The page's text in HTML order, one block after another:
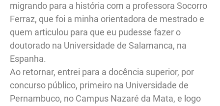
migrando para a história com a professora Socorro
Ferraz, que foi a minha orientadora de mestrado e
quem articulou para que eu pudesse fazer o
doutorado na Universidade de Salamanca, na
Espanha.
Ao retornar, entrei para a docência superior, por
concurso público, primeiro na Universidade de
Pernambuco, no Campus Nazaré da Mata, e logo